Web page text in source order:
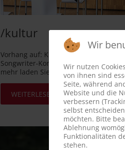
/kultur
Vorhang auf: Kleinkunst, Singer /
Songwriter-Konzerte, Kindertheater
mehr laden Sie ins Zeppelintheater
WEITERLESEN
Wir
Wir nutzen
von ihnen sind
Seite, während
Website und die
verbessern
selbst
möchten. Bitte
Ablehnung
Funktionalitäten
stehen.